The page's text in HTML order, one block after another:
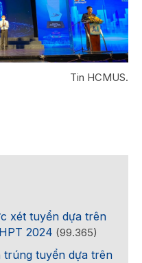
Tin HCMUS.
xét tuyển dựa trên
2024 (99.365)
trúng tuyển dựa trên